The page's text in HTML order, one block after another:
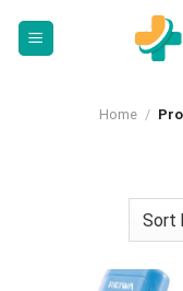
Home /